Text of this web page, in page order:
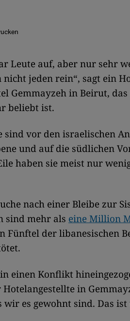
Leute auf, aber nur sehr
nicht jeden rein“, sagt ein
Gemmayzeh in Beirut,
beliebt ist.
sind vor den israelischen
und auf die südlichen
haben sie meist nur
nach einer Bleibe zur
sind mehr als eine Million
Fünftel der libanesischen
einen Konflikt
in
wir es gewohnt sind. Das